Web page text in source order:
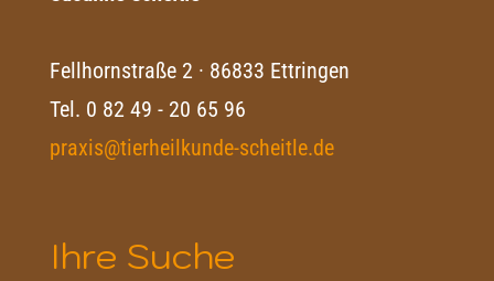
Fellhornstraße 2 · 86833 Ettringen
Tel. 0 82 49 - 20 65 96
praxis@tierheilkunde-scheitle.de
Ihre Suche